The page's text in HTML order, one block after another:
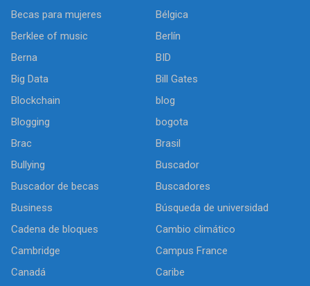
Becas para mujeres
Bélgica
Berklee of music
Berlín
Berna
BID
Big Data
Bill Gates
Blockchain
blog
Blogging
bogota
Brac
Brasil
Bullying
Buscador
Buscador de becas
Buscadores
Business
Búsqueda de universidad
Cadena de bloques
Cambio climático
Cambridge
Campus France
Canadá
Caribe